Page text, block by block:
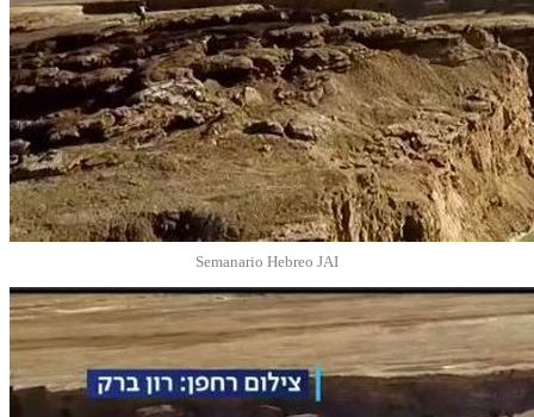
Semanario Hebreo JAI